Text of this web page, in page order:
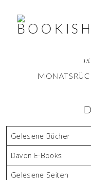
Gelesene Bücher
Davon E-Books
Gelesene Seiten